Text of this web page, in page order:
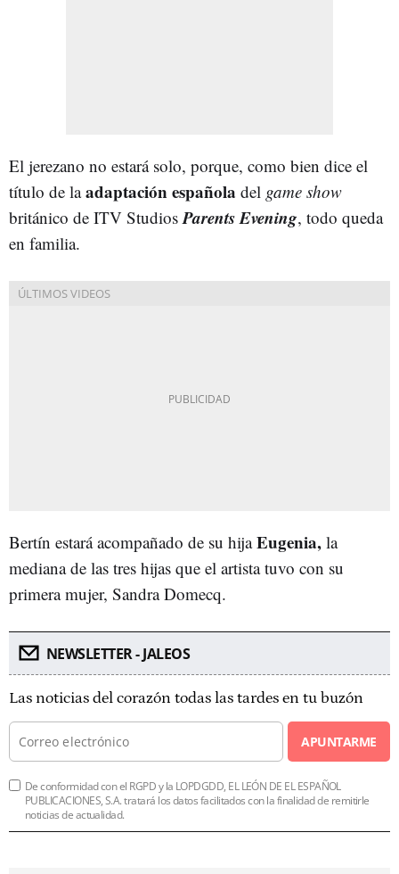
El jerezano no estará solo, porque, como bien dice el
título de laadaptación española del game show
británico de ITV Studios Parents Evening, todo queda
en familia.
Bertín estará acompañado de su hijaEugenia, la
mediana de las tres hijas que el artista tuvo con su
primera mujer, Sandra Domecq.
NEWSLETTER - JALEOS
Las noticias del corazón todas las tardes en tu buzón
APUNTARME
De conformidad con el RGPD y la LOPDGDD, EL LEÓN DE EL ESPAÑOL
PUBLICACIONES, S.A. tratará los datos facilitados con la finalidad de remitirle
noticias de actualidad.